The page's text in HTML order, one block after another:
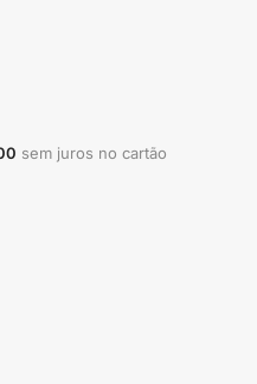
sem juros no cartão